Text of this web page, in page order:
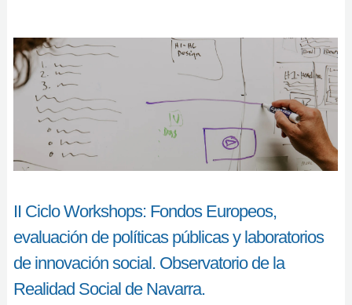
II Ciclo Workshops: Fondos Europeos,
evaluación de políticas públicas y laboratorios
de innovación social. Observatorio de la
Realidad Social de Navarra.